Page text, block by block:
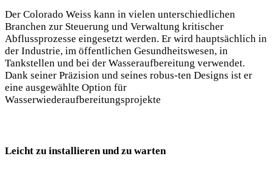
Der Colorado Weiss kann in vielen unterschiedlichen
Branchen zur Steuerung und Verwaltung kritischer
Abflussprozesse eingesetzt werden. Er wird hauptsächlich in
der Industrie, im öffentlichen Gesundheitswesen, in
Tankstellen und bei der Wasseraufbereitung verwendet.
Dank seiner Präzision und seines robus-ten Designs ist er
eine ausgewählte Option für
Wasserwiederaufbereitungsprojekte
Leicht zu installieren und zu warten